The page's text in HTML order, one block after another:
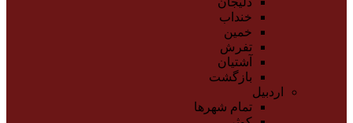
خنداب
خمین
تفرش
آشتیان
بازگشت
اردبیل
تمام شهر‌ها